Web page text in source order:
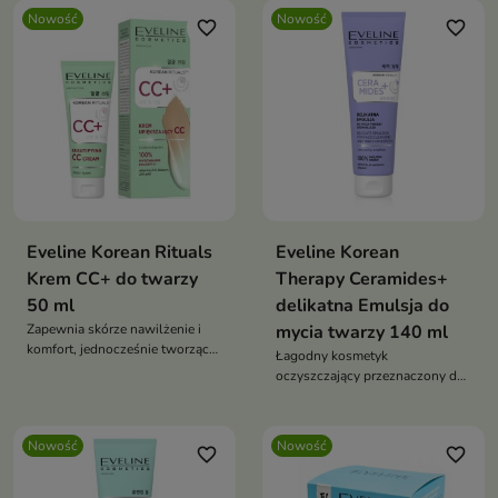
Nowość
favorite_border
Eveline Korean Rituals
Krem CC+ do twarzy
50 ml
Zapewnia skórze nawilżenie i
komfort, jednocześnie tworząc
Nowość favorite_border
Eveline Korean
Therapy Ceramides+
delikatna Emulsja do
mycia twarzy 140 ml
Łagodny kosmetyk
oczyszczający przeznaczony do
Nowość favorite_border Nowość favorite_border